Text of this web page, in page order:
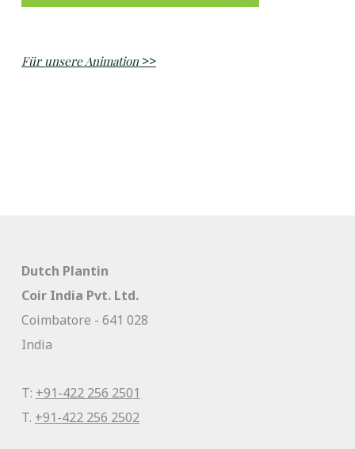
Für unsere Animation>>
Dutch Plantin
Coir India Pvt. Ltd.
Coimbatore - 641 028
India
T: +91-422 256 2501
T. +91-422 256 2502